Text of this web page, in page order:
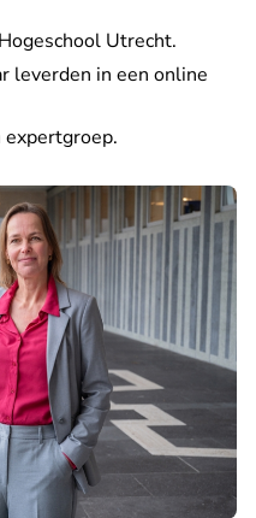
Utrecht.
leverden in een online